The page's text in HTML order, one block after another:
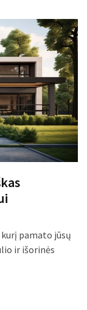
pamato jūsų
ir išorinės